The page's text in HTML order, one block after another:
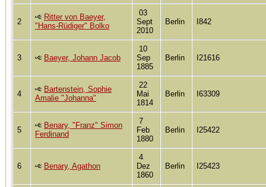
2
Ritter von Baeyer,
"Hans-Rüdiger" Bolko
03
Sept
2010
Berlin I842
3 Baeyer, Johann Jacob
10
Sep
1885
Berlin I21616
4
Bartenstein, Sophie
Amalie "Johanna"
22
Mai
1814
Berlin I63309
5
Benary, "Franz" Simon
Ferdinand
7
Feb
1880
Berlin I25422
6 Benary, Agathon
4
Dez
1860
Berlin I25423